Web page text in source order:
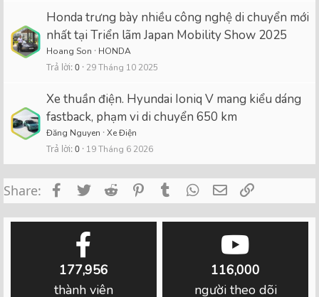
Honda trưng bày nhiều công nghệ di chuyển mới
nhất tại Triển lãm Japan Mobility Show 2025
Hoang Son HONDA
Trả lời 0 29 Tháng 10 2025
Xe thuần điện. Hyundai Ioniq V mang kiểu dáng
fastback, phạm vi di chuyển 650 km
Đăng Nguyen Xe Điện
Trả lời 0 19 Tháng 6 2026
Share: FacebookTwitterReddit PinterestTumblrWhatsApp
Email
177,956
thành viên
116,000
người theo dõi